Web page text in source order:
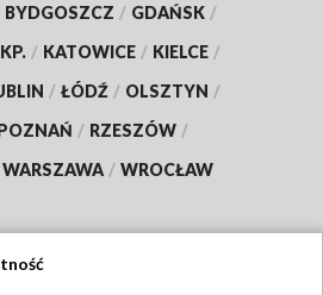
BYDGOSZCZ / GDAŃSK /
/ KATOWICE / KIELCE /
/ ŁÓDŹ / OLSZTYN /
/ RZESZÓW /
WARSZAWA / WROCŁAW